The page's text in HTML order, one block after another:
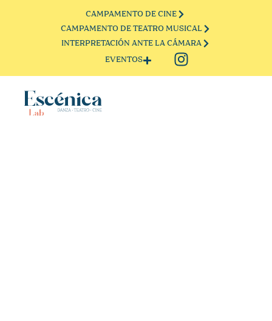
CAMPAMENTO DE CINE
CAMPAMENTO DE TEATRO MUSICAL
INTERPRETACIÓN ANTE LA CÁMARA
EVENTOS